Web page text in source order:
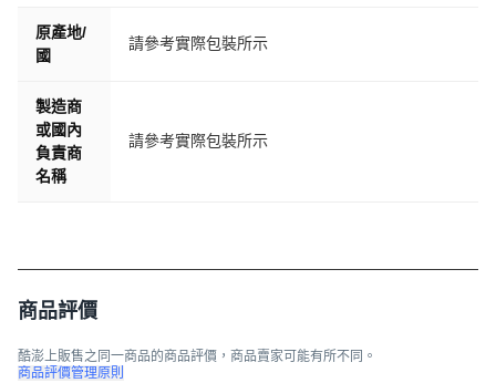
原產地/
國
請參考實際包裝所示
製造商
或國內
負責商
名稱
請參考實際包裝所示
商品評價
酷澎上販售之同一商品的商品評價，商品賣家可能有所不同。
商品評價管理原則